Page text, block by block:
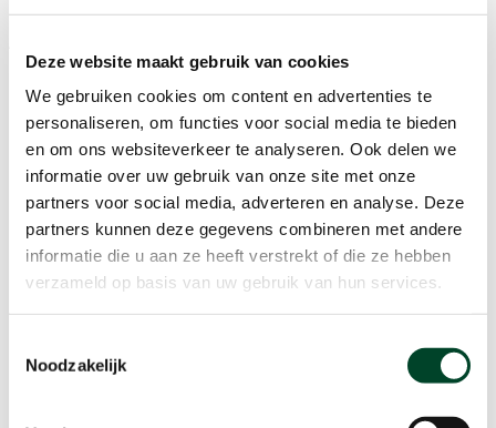
Deze website maakt gebruik van cookies
We gebruiken cookies om content en advertenties te
personaliseren, om functies voor social media te bieden
en om ons websiteverkeer te analyseren. Ook delen we
informatie over uw gebruik van onze site met onze
partners voor social media, adverteren en analyse. Deze
partners kunnen deze gegevens combineren met andere
informatie die u aan ze heeft verstrekt of die ze hebben
verzameld op basis van uw gebruik van hun services.
Noodzakelijk
Blijf op de hoogte van het laatste nieuws, verhalen,
publicaties en ontwikkelingen rondom Kansfonds
en onze missie.
Nieuwsberichten
Nieuws
Verhalen
Beeldbanken
Foto's bestaanszekerheid
Agenda